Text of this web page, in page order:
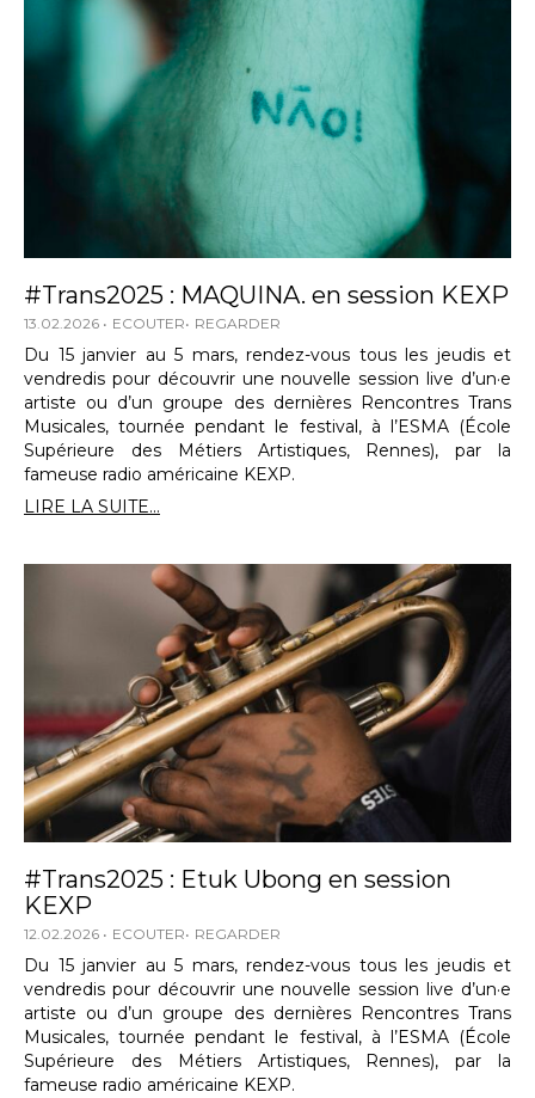
#Trans2025 : MAQUINA. en session KEXP
13.02.2026 ECOUTER REGARDER
Du 15 janvier au 5 mars, rendez-vous tous les jeudis et
vendredis pour découvrir une nouvelle session live d’un·e
artiste ou d’un groupe des dernières Rencontres Trans
Musicales, tournée pendant le festival, à l’ESMA (École
Supérieure des Métiers Artistiques, Rennes), par la
fameuse radio américaine KEXP.
LIRE LA SUITE...
#Trans2025 : Etuk Ubong en session
KEXP
12.02.2026 ECOUTER REGARDER
Du 15 janvier au 5 mars, rendez-vous tous les jeudis et
vendredis pour découvrir une nouvelle session live d’un·e
artiste ou d’un groupe des dernières Rencontres Trans
Musicales, tournée pendant le festival, à l’ESMA (École
Supérieure des Métiers Artistiques, Rennes), par la
fameuse radio américaine KEXP.